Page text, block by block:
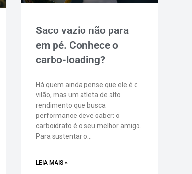
Saco vazio não para
em pé. Conhece o
carbo-loading?
Há quem ainda pense que ele é o
vilão, mas um atleta de alto
rendimento que busca
performance deve saber: o
carboidrato é o seu melhor amigo.
Para sustentar o…
LEIA MAIS »